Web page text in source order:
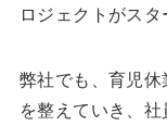
ロジェクトがスタ
弊社でも、育児
を整えていき、